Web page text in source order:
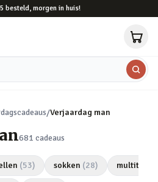
besteld, morgen in huis!
/Verjaardag man
681 cadeaus
(53) sokken (28) multitools